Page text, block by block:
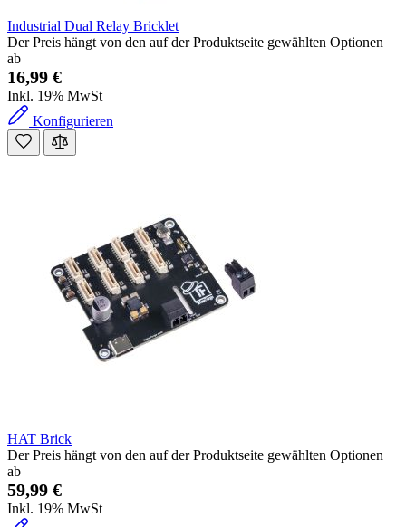
Industrial Dual Relay Bricklet
Der Preis hängt von den auf der Produktseite gewählten Optionen
ab
16,99 €
Inkl. 19% MwSt
Konfigurieren
HAT Brick
Der Preis hängt von den auf der Produktseite gewählten Optionen
ab
59,99 €
Inkl. 19% MwSt